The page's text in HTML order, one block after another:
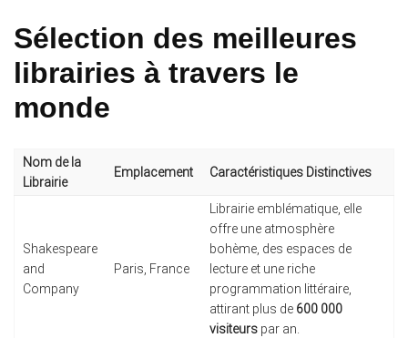
Sélection des meilleures
librairies à travers le
monde
Nom de la
Librairie
Emplacement Caractéristiques Distinctives
Shakespeare
and
Company
Paris, France
Librairie emblématique, elle
offre une atmosphère
bohème, des espaces de
lecture et une riche
programmation littéraire,
attirant plus de 600 000
visiteurspar an.